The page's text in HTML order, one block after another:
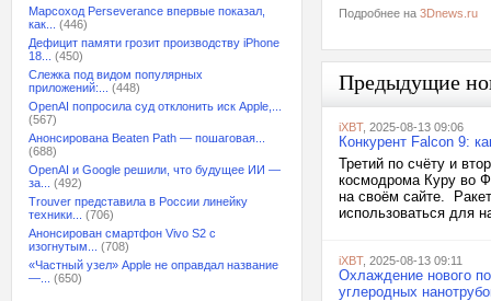
Марсоход Perseverance впервые показал,
как...
(446)
Дефицит памяти грозит производству iPhone
18...
(450)
Слежка под видом популярных
приложений:...
(448)
OpenAI попросила суд отклонить иск Apple,...
(567)
Анонсирована Beaten Path — пошаговая...
(688)
OpenAI и Google решили, что будущее ИИ —
за...
(492)
Trouver представила в России линейку
техники...
(706)
Анонсирован смартфон Vivo S2 с
изогнутым...
(708)
«Частный узел» Apple не оправдал название
—...
(650)
Подробнее на 3Dnews.ru
Предыдущие
iXBT, 2025-08-13 09:06
Конкурент Falcon 9:
Третий по счёту и
космодрома Куру во
на своём сайте.
использоваться для
iXBT, 2025-08-13 09:11
Охлаждение нового
углеродных